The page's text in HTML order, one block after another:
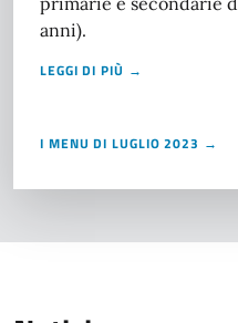
anni).
LEGGI DI PIÙ →
I MENU DI LUGLIO 2023 →